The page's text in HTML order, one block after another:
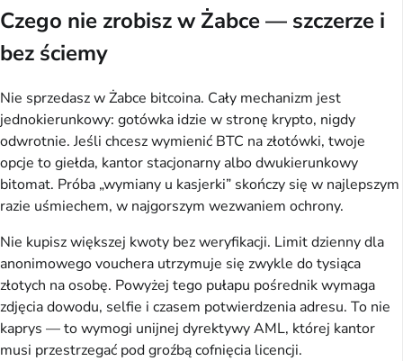
Czego nie zrobisz w Żabce — szczerze i
bez ściemy
Nie sprzedasz w Żabce bitcoina. Cały mechanizm jest
jednokierunkowy: gotówka idzie w stronę krypto, nigdy
odwrotnie. Jeśli chcesz wymienić BTC na złotówki, twoje
opcje to giełda, kantor stacjonarny albo dwukierunkowy
bitomat. Próba „wymiany u kasjerki” skończy się w najlepszym
razie uśmiechem, w najgorszym wezwaniem ochrony.
Nie kupisz większej kwoty bez weryfikacji. Limit dzienny dla
anonimowego vouchera utrzymuje się zwykle do tysiąca
złotych na osobę. Powyżej tego pułapu pośrednik wymaga
zdjęcia dowodu, selfie i czasem potwierdzenia adresu. To nie
kaprys — to wymogi unijnej dyrektywy AML, której kantor
musi przestrzegać pod groźbą cofnięcia licencji.